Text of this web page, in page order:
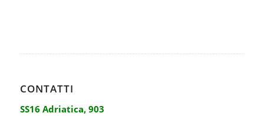
CONTATTI
SS16 Adriatica, 903